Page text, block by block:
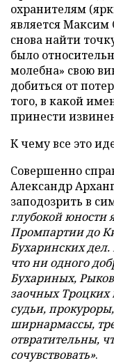
охранителям
является Максим
снова найти
было
молебна» свою
добиться от
того, в какой
принести
К чему все это
Совершенно
Александр
заподозрить в
глубокой юности
Промпартии до
Бухаринских
что ни одного
Бухариных,
заочных Троцких
судьи,
ширнармассы,
отвратительны,
сочувствовать».